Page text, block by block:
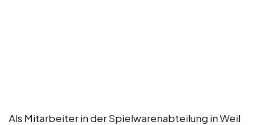
Als Mitarbeiter in der Spielwarenabteilung in Weil